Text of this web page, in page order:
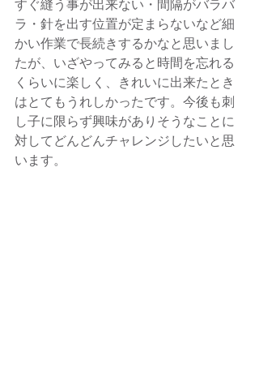
すぐ縫う事が出来ない・間隔がバラバ
ラ・針を出す位置が定まらないなど細
かい作業で長続きするかなと思いまし
たが、いざやってみると時間を忘れる
くらいに楽しく、きれいに出来たとき
はとてもうれしかったです。今後も刺
し子に限らず興味がありそうなことに
対してどんどんチャレンジしたいと思
います。